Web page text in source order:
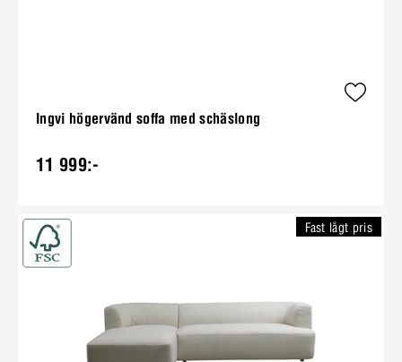
Ingvi högervänd soffa med schäslong
11 999:-
Fast lågt pris